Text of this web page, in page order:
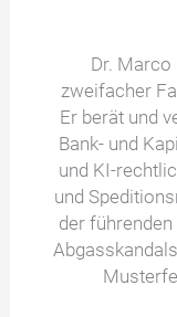
Dr. Marco
zweifacher
Er berät und
Bank- und
und KI-
und
der